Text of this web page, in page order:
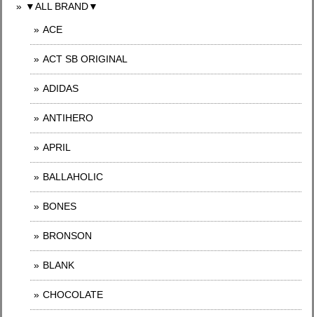
▼ALL BRAND▼
ACE
ACT SB ORIGINAL
ADIDAS
ANTIHERO
APRIL
BALLAHOLIC
BONES
BRONSON
BLANK
CHOCOLATE